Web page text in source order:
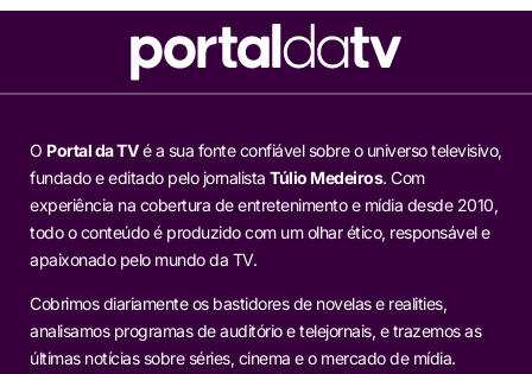
O Portal da TVé a sua fonte confiável sobre o universo televisivo,
fundado e editado pelo jornalista Túlio Medeiros. Com
experiência na cobertura de entretenimento e mídia desde 2010,
todo o conteúdo é produzido com um olhar ético, responsável e
apaixonado pelo mundo da TV.
Cobrimos diariamente os bastidores de novelas e realities,
analisamos programas de auditório e telejornais, e trazemos as
últimas notícias sobre séries, cinema e o mercado de mídia.